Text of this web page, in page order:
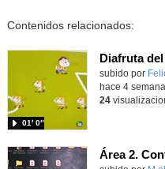
Contenidos relacionados:
Contenido
subido por
01′ 0″
hace 4
24
Área 2.